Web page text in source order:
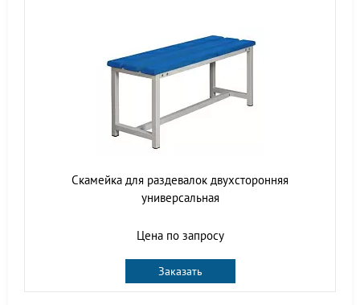
Скамейка для раздевалок двухсторонняя
универсальная
Цена по запросу
Заказать